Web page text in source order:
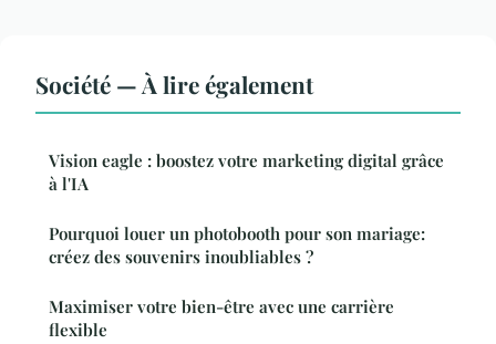
Société — À lire également
Vision eagle : boostez votre marketing digital grâce
à l'IA
Pourquoi louer un photobooth pour son mariage:
créez des souvenirs inoubliables ?
Maximiser votre bien-être avec une carrière
flexible